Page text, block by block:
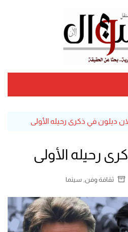
ديلون في ذكرى رحيله الأولى
رحيله الأولى
ثقافة وفن سينما